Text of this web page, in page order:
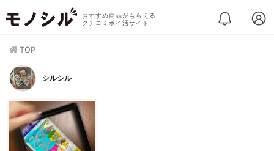
おすすめ商品がもらえる
クチコミポイ活サイト
TOP
シルシル